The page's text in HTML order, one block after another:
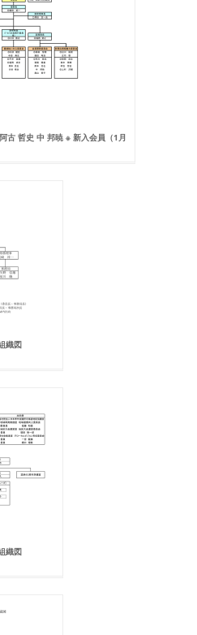
古 哲史 中 邦暁 ※ 新入会員（1月
織図
織図